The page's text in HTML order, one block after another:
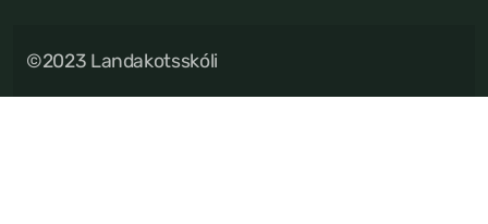
©2023 Landakotsskóli